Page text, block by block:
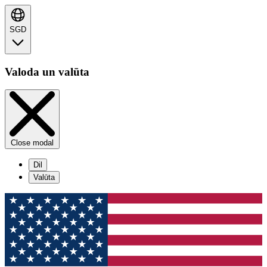
SGD
Valoda un valūta
Close modal
Dil
Valūta